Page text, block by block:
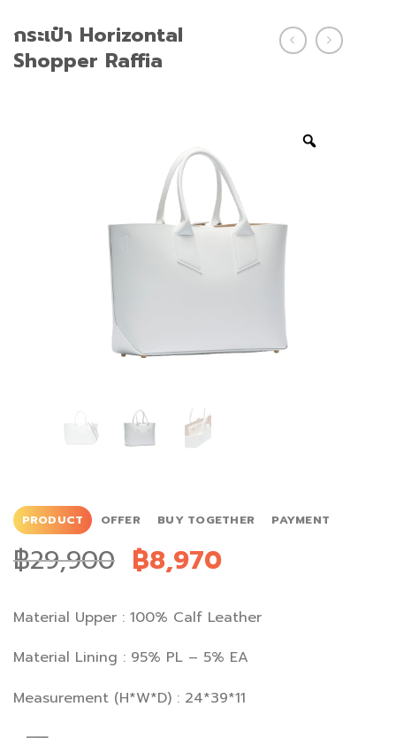
กระเป๋า Horizontal
Shopper Raffia
PRODUCT OFFER BUY TOGETHER PAYMENT
฿29,900 ฿8,970
Material Upper : 100% Calf Leather
Material Lining : 95% PL – 5% EA
Measurement (H*W*D) : 24*39*11